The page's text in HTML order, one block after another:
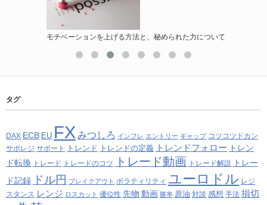
モチベーションを上げる方法と、秘められた力について
タグ
DAX ECB EU FX みつしろ インフレ エントリー ギャップ コツコツドカン
サポレジ サポート トレンド トレンドの定義 トレンドフォロー トレン
ド転換 トレード トレードのコツ トレード動画 トレード解説
トレー
ド記録 ドル円 ブレイクアウト ボラティリティ ユーロドル レジ
スタンス レンジ ロスカット 優位性 先物 動画 勝率 原油 対談 感想 手法 損切